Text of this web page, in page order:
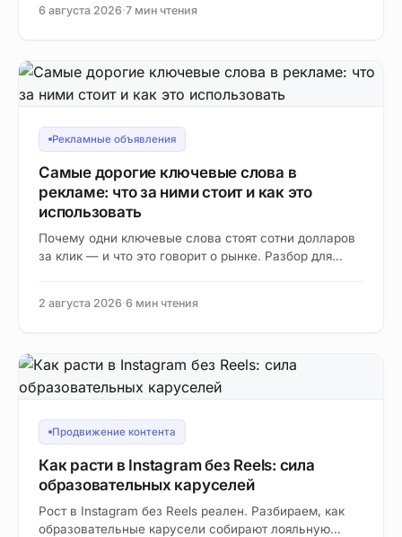
6 августа 2026·7 мин чтения
Рекламные объявления
Самые дорогие ключевые слова в
рекламе: что за ними стоит и как это
использовать
Почему одни ключевые слова стоят сотни долларов
за клик — и что это говорит о рынке. Разбор для
2 августа 2026·6 мин чтения
Продвижение контента
Как расти в Instagram без Reels: сила
образовательных каруселей
Рост в Instagram без Reels реален. Разбираем, как
образовательные карусели собирают лояльную